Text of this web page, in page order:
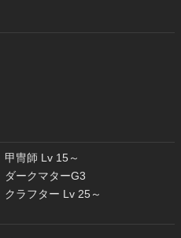
甲冑師 Lv 15～
ダークマターG3
クラフター Lv 25～